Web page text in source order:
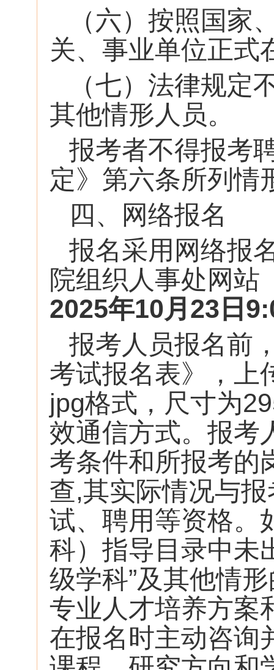
（六）按照国家
关、事业单位正式
（七）法律规定
其他情形人员。
报考者不得报考
定》第六条所列情
四、网络报名
报名采用网络报
院组织人事处网站
2025年10月23日
报考人员报名前
考试报名表》，上
jpg格式，尺寸为
效通信方式。报考
考条件和所报考的
查,其实际情况与
试、聘用等资格。
科）指导目录中未
级学科”及其他情
专业人才培养方案
在报名时主动咨询